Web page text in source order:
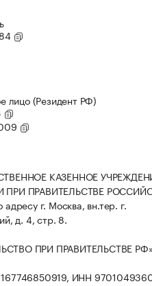
лицо (Резидент РФ)
КАЗЕННОЕ
ПРИ ПРАВИТЕЛЬСТВЕ
г. Москва, вн.тер. г.
д. 4, стр. 8.
ПРИ ПРАВИТЕЛЬСТВЕ
ИНН